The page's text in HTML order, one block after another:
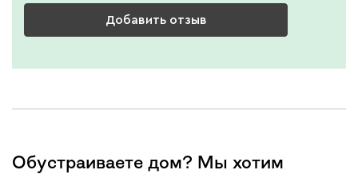
Добавить отзыв
Обустраиваете дом? Мы хотим